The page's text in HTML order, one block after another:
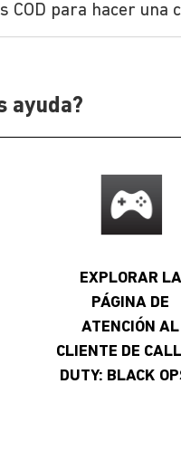
COD para hacer una
ayuda?
EXPLORAR LA
PÁGINA DE
ATENCIÓN AL
CLIENTE DE
DUTY: BLACK